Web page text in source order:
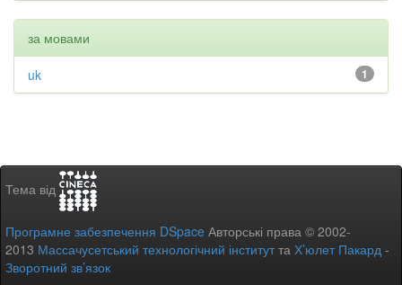
за мовами
1
uk
Тема від
Програмне забезпечення DSpace Авторські права © 2002-
2013 Массачусетський технологічний інститутта Х’юлет Пакард -
Зворотний зв’язок